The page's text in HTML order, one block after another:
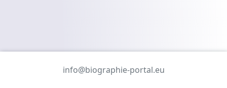
info@biographie-portal.eu